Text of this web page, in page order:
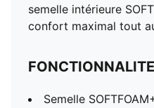
semelle intérieure
confort maximal tout
Semelle